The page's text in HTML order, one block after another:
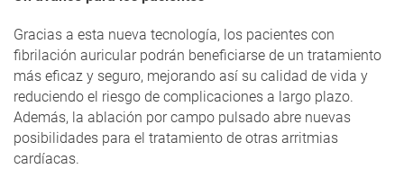
Gracias a esta nueva tecnología, los pacientes con
fibrilación auricular podrán beneficiarse de un tratamiento
más eficaz y seguro, mejorando así su calidad de vida y
reduciendo el riesgo de complicaciones a largo plazo.
Además, la ablación por campo pulsado abre nuevas
posibilidades para el tratamiento de otras arritmias
cardíacas.